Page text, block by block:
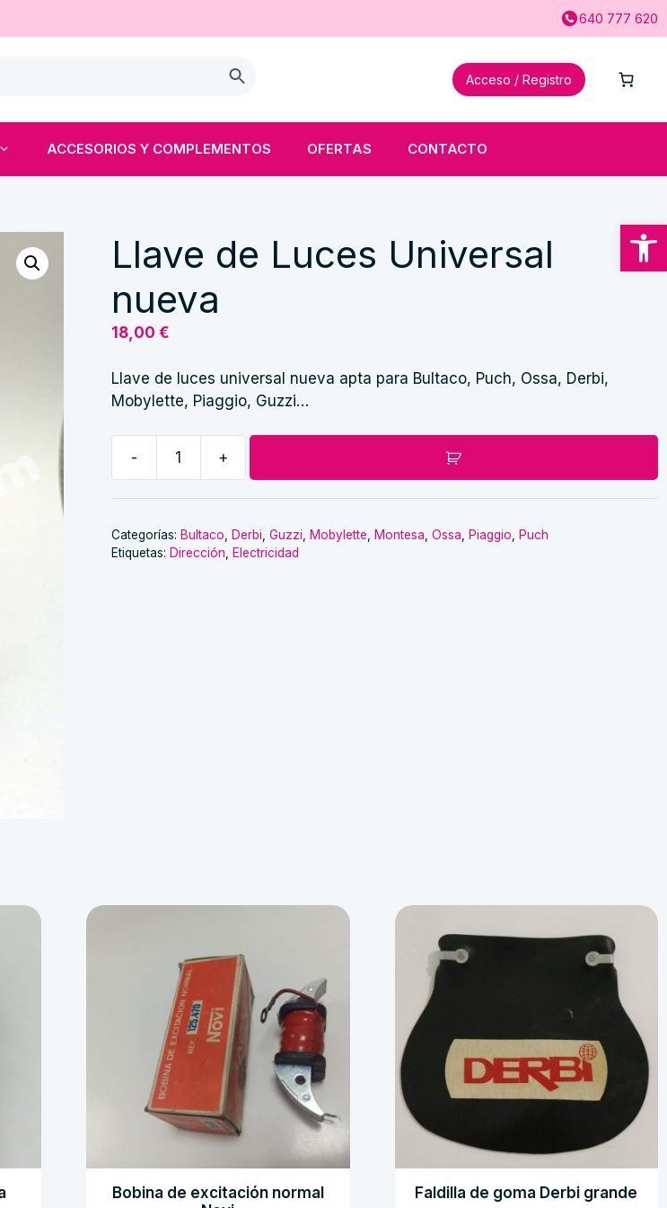
Abrir
640 777 620
Acceso / Registro
ACCESORIOS Y COMPLEMENTOS OFERTAS CONTACTO
Llave de Luces Universal
nueva
18,00 €
Llave de luces universal nueva apta para Bultaco, Puch, Ossa, Derbi,
Mobylette, Piaggio, Guzzi…
-
Universal
nueva
+
Categorías: Bultaco Derbi Guzzi Mobylette Montesa Ossa Piaggio
Puch
Etiquetas: Dirección Electricidad
Bobina de excitación normal
Faldilla de goma Derbi grande